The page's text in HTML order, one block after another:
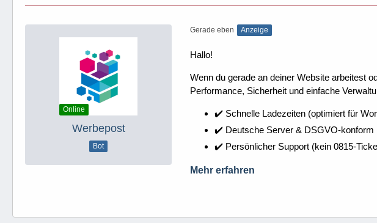
Online
Werbepost
Bot
Gerade eben Anzeige
Hallo!
Wenn du gerade an deiner Website arbeitest
Performance, Sicherheit und einfache
✔️ Schnelle Ladezeiten (optimiert für
✔️ Deutsche Server & DSGVO-konform
✔️ Persönlicher Support (kein 0815-
Mehr erfahren